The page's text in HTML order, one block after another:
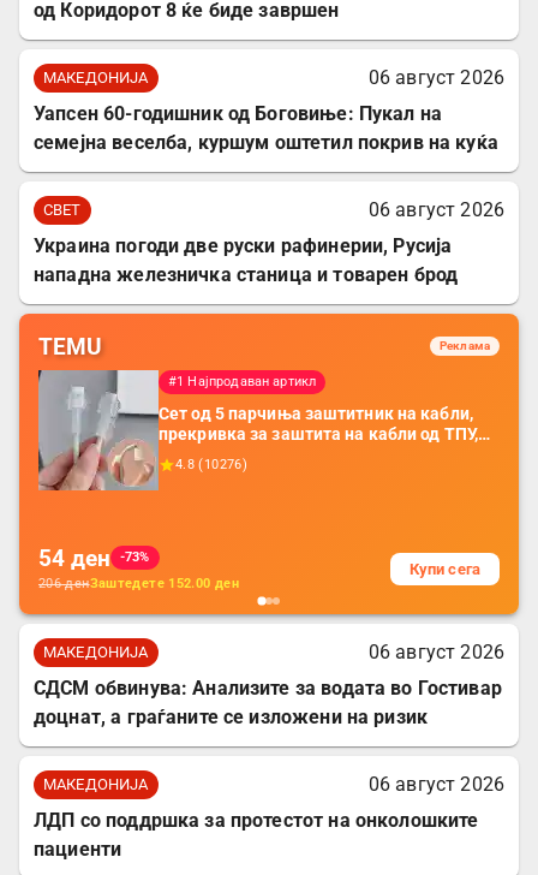
од Коридорот 8 ќе биде завршен
МАКЕДОНИЈА
06 август 2026
Уапсен 60-годишник од Боговиње: Пукал на
семејна веселба, куршум оштетил покрив на куќа
СВЕТ
06 август 2026
Украина погоди две руски рафинерии, Русија
нападна железничка станица и товарен брод
TEMU Реклама
#1 Најпродаван артикл
Сет од 5 парчиња заштитник на кабли,
прекривка за заштита на кабли од ТПУ,
додатоци за заштита на кабли, без
батерија, за мобилни телефони, комплет
4.8 (10276)
54 ден
-73%
206денЗаштедете 152.00 ден
Купи сега
МАКЕДОНИЈА
06 август 2026
СДСМ обвинува: Анализите за водата во Гостивар
доцнат, а граѓаните се изложени на ризик
МАКЕДОНИЈА
06 август 2026
ЛДП со поддршка за протестот на онколошките
пациенти